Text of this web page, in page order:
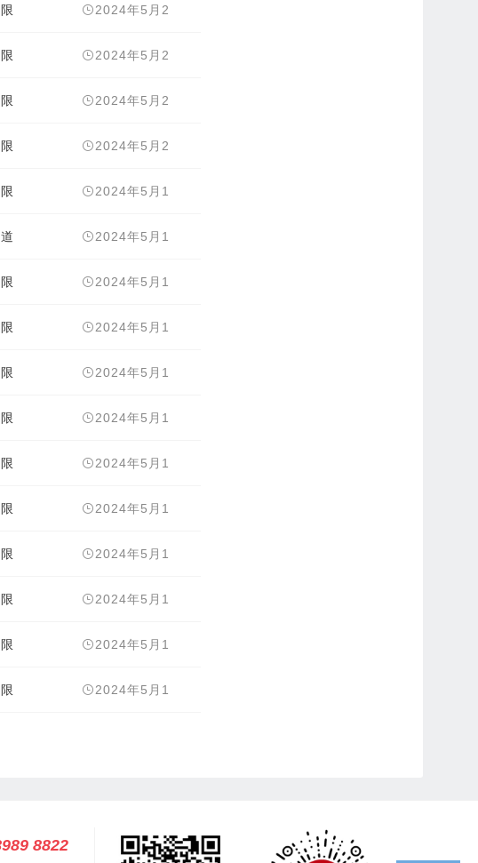
6日
2024年5月2
5日
2024年5月2
5日
2024年5月2
5日
2024年5月2
5日
2024年5月1
5日
2024年5月1
3日
2024年5月1
2日
2024年5月1
2日
2024年5月1
2日
2024年5月1
2日
2024年5月1
2日
2024年5月1
2日
2024年5月1
2日
2024年5月1
2日
2024年5月1
2日
2024年5月1
8822